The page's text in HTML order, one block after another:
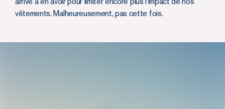
vêtements. Malheureusement, pas cette fois.